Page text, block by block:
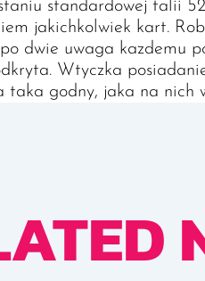
standardowej talii
jakichkolwiek kart.
dwie uwaga kazdemu
Wtyczka
taka godny, jaka na nich